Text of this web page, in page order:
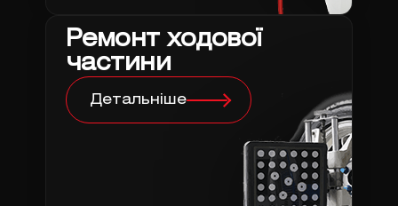
Ремонт ходової
частини
Детальніше